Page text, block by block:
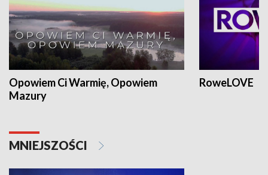
Opowiem Ci Warmię, Opowiem
Mazury
RoweLOVE
MNIEJSZOŚCI